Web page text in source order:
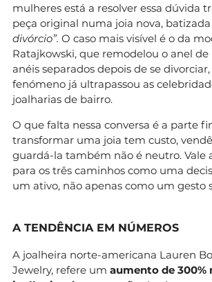
mulheres está a resolver essa dúvida
peça original numa joia nova,
divórcio”. O caso mais visível é o da
Ratajkowski, que remodelou o anel
anéis separados depois de se
fenómeno já ultrapassou as
joalharias de bairro.
O que falta nessa conversa é a parte
transformar uma joia tem custo,
guardá-la também não é neutro. Vale
para os três caminhos como uma
um ativo, não apenas como um gesto
A TENDÊNCIA EM NÚMEROS
A joalheira norte-americana Lauren
Jewelry, refere um aumento de 300%